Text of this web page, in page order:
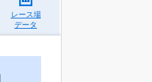
レース場
データ